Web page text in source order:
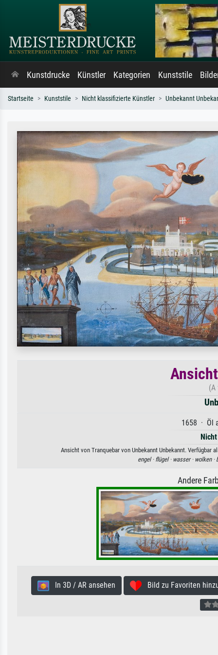
Kunstdrucke Künstler Kategorien Kunststile
Startseite Kunststile Nicht klassifizierte Künstler Unbekannt
(A
1658 · Öl
Ansicht von Tranquebar von Unbekannt Unbekannt. Verfügbar
engel · flügel · wasser · wolken ·
Andere
In 3D / AR ansehen Bild zu Favoriten